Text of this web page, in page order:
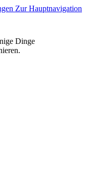
Zur Hauptnavigation
Dinge